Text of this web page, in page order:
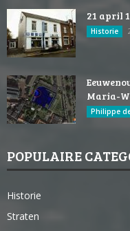
21 april
Historie
Maria-
Philippe
POPULAIRE
Historie
Straten